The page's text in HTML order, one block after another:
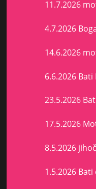
11.7.2026
4.7.2026
14.6.2026
6.6.2026 Bati
23.5.2026
17.5.2026
8.5.2026
1.5.2026